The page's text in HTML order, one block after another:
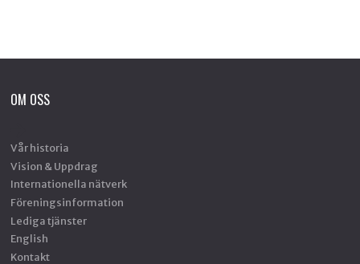
OM OSS
Vår historia
Vision & Uppdrag
Internationella nätverk
Föreningsinformation
Lediga tjänster
English
Kontakt